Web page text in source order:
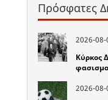
Πρόσφατες
2026-08-
Κύρκος
2026-08-